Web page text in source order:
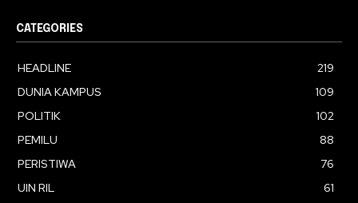
CATEGORIES
HEADLINE
219
DUNIA KAMPUS
109
POLITIK
102
PEMILU
88
PERISTIWA
76
UIN RIL
61